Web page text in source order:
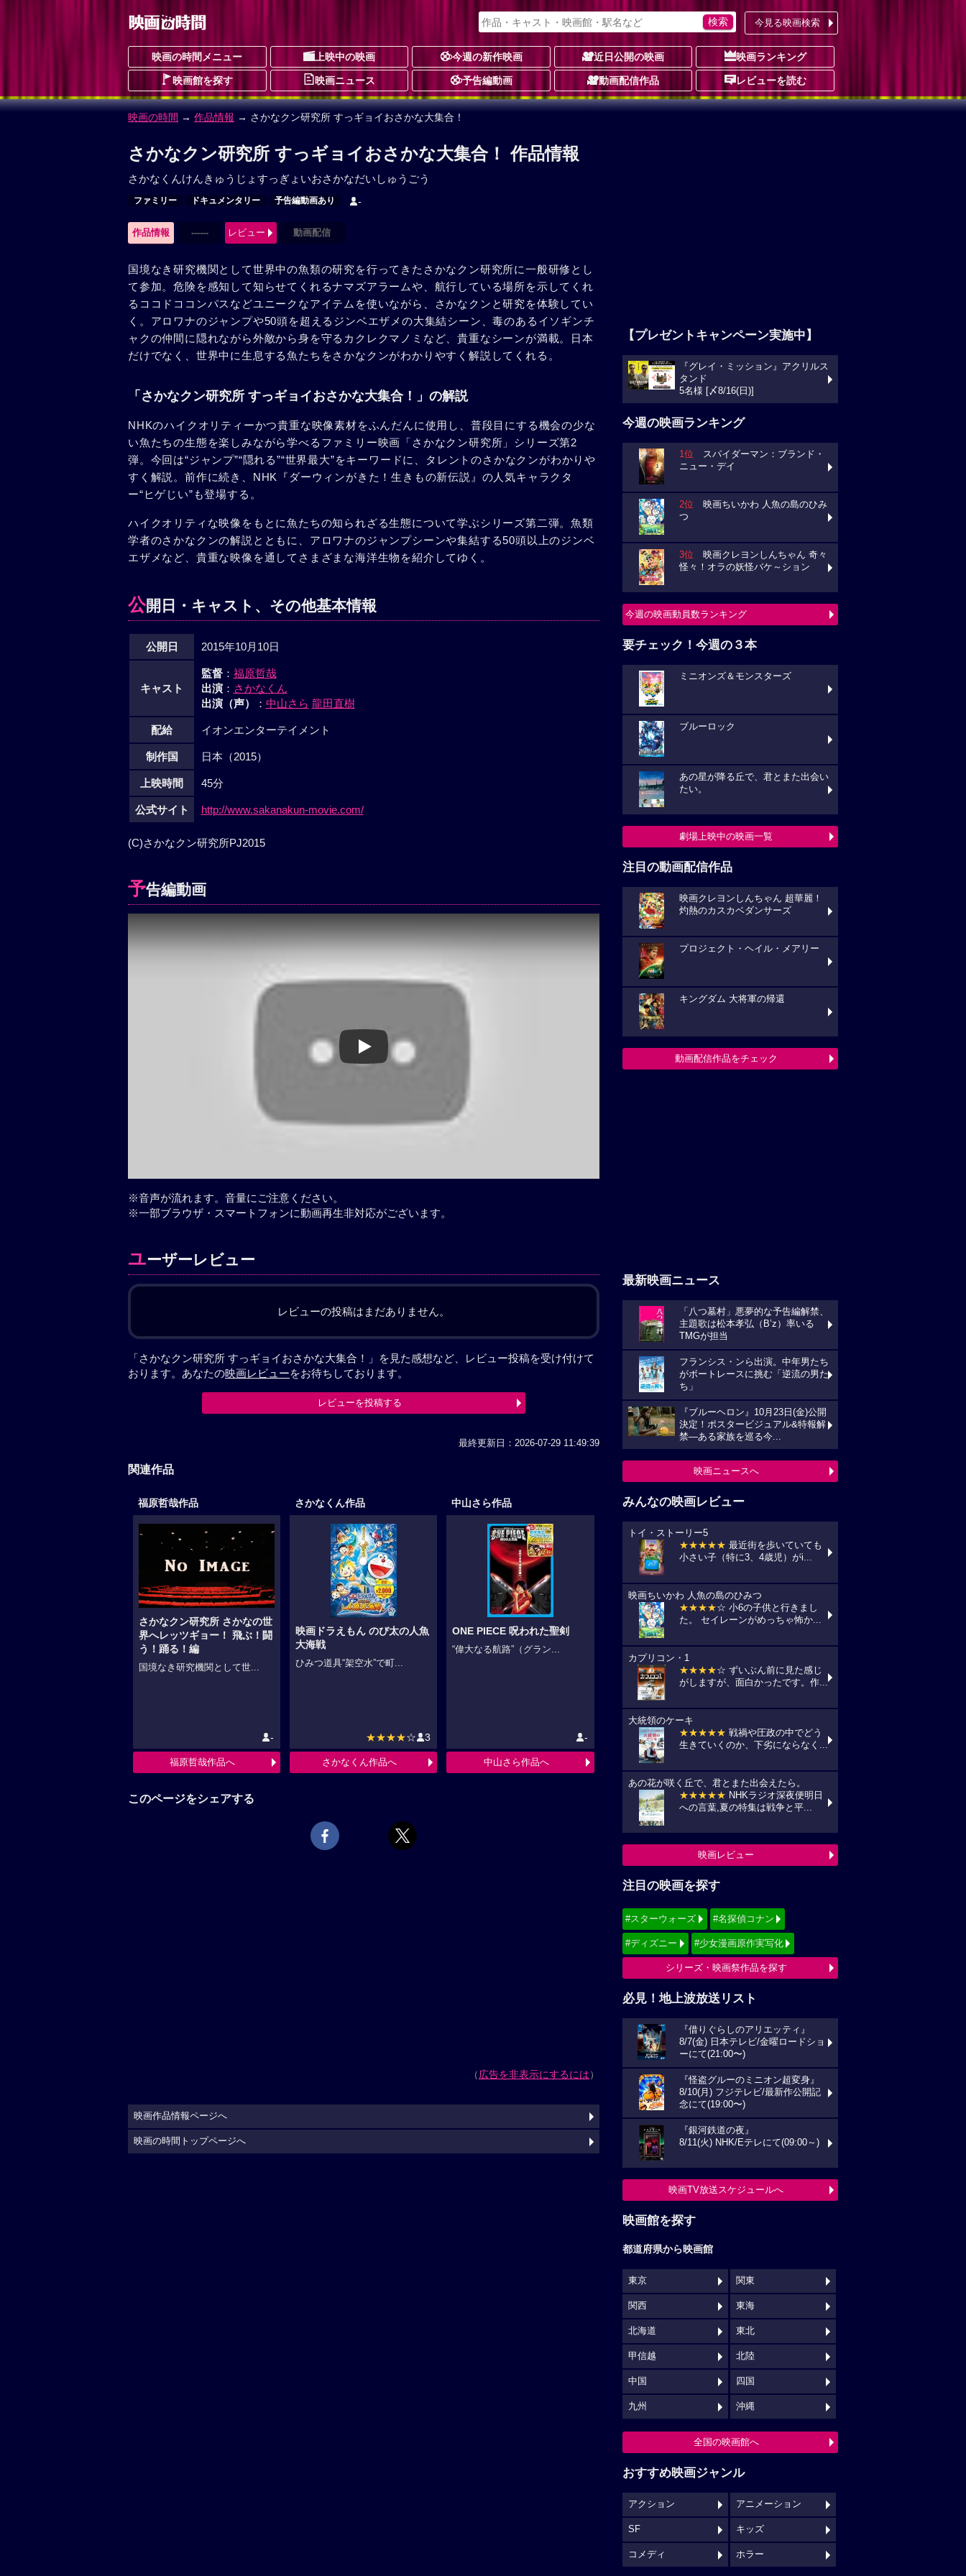
今見る映画検索
映画の時間メニュー 上映中の映画 今週の新作映画 近日公開の映画 映画ランキング
映画館を探す 映画ニュース 予告編動画 動画配信作品 レビューを読む
映画の時間 → 作品情報 → さかなクン研究所 すっギョイおさかな大集合！
さかなクン研究所 すっギョイおさかな大集合！ 作品情報
さかなくんけんきゅうじょすっぎょいおさかなだいしゅうごう
ファミリー ドキュメンタリー 予告編動画あり -
作品情報 ------ レビュー 動画配信
国境なき研究機関として世界中の魚類の研究を行ってきたさかなクン研究所に一般研修とし
て参加。危険を感知して知らせてくれるナマズアラームや、航行している場所を示してくれ
るココドココンパスなどユニークなアイテムを使いながら、さかなクンと研究を体験してい
く。アロワナのジャンプや50頭を超えるジンベエザメの大集結シーン、毒のあるイソギンチ
ャクの仲間に隠れながら外敵から身を守るカクレクマノミなど、貴重なシーンが満載。日本
だけでなく、世界中に生息する魚たちをさかなクンがわかりやすく解説してくれる。
「さかなクン研究所 すっギョイおさかな大集合！」の解説
NHKのハイクオリティーかつ貴重な映像素材をふんだんに使用し、普段目にする機会の少な
い魚たちの生態を楽しみながら学べるファミリー映画「さかなクン研究所」シリーズ第2
弾。今回は“ジャンプ”“隠れる”“世界最大”をキーワードに、タレントのさかなクンがわかりや
すく解説。前作に続き、NHK『ダーウィンがきた！生きもの新伝説』の人気キャラクタ
ー“ヒゲじい”も登場する。
ハイクオリティな映像をもとに魚たちの知られざる生態について学ぶシリーズ第二弾。魚類
学者のさかなクンの解説とともに、アロワナのジャンプシーンや集結する50頭以上のジンベ
エザメなど、貴重な映像を通してさまざまな海洋生物を紹介してゆく。
公開日・キャスト、その他基本情報
公開日 2015年10月10日
キャスト
監督： 福原哲哉
出演： さかなくん
出演（声）
： 中山さら 龍田直樹
配給 イオンエンターテイメント
制作国 日本（2015）
上映時間 45分
公式サイト http://www.sakanakun-movie.com/
(C)さかなクン研究所PJ2015
予告編動画
Play
※音声が流れます。音量にご注意ください。
※一部ブラウザ・スマートフォンに動画再生非対応がございます。
ユーザーレビュー
レビューの投稿はまだありません。
「さかなクン研究所 すっギョイおさかな大集合！」を見た感想など、レビュー投稿を受け付けて
おります。あなたの映画レビューをお待ちしております。
レビューを投稿する
最終更新日：2026-07-29 11:49:39
関連作品
福原哲哉作品
さかなクン研究所 さかなの世
界へレッツギョー！ 飛ぶ！闘
う！踊る！編
国境なき研究機関として世...
-
福原哲哉作品へ
さかなくん作品
映画ドラえもん のび太の人魚
大海戦
ひみつ道具“架空水”で町...
★★★★☆ 3
さかなくん作品へ
中山さら作品
ONE PIECE 呪われた聖剣
“偉大なる航路”（グラン...
-
中山さら作品へ
このページをシェアする
（広告を非表示にするには）
【プレゼントキャンペーン実施中】
『グレイ・ミッション』アクリルス
タンド
5名様 [〆8/16(日)]
今週の映画ランキング
1位 スパイダーマン：ブランド・
ニュー・デイ
2位 映画ちいかわ 人魚の島のひみ
つ
3位 映画クレヨンしんちゃん 奇々
怪々！オラの妖怪バケ～ション
今週の映画動員数ランキング
要チェック！今週の３本
ミニオンズ＆モンスターズ
ブルーロック
あの星が降る丘で、君とまた出会い
たい。
劇場上映中の映画一覧
注目の動画配信作品
映画クレヨンしんちゃん 超華麗！
灼熱のカスカベダンサーズ
プロジェクト・ヘイル・メアリー
キングダム 大将軍の帰還
動画配信作品をチェック
最新映画ニュース
「八つ墓村」悪夢的な予告編解禁、
主題歌は松本孝弘（B’z）率いる
TMGが担当
フランシス・ンら出演。中年男たち
がボートレースに挑む「逆流の男た
ち」
『ブルーヘロン』10月23日(金)公開
決定！ポスタービジュアル&特報解
禁―ある家族を巡る今...
映画ニュースへ
みんなの映画レビュー
トイ・ストーリー5
★★★★★ 最近街を歩いていても
小さい子（特に3、4歳児）がi...
映画ちいかわ 人魚の島のひみつ
★★★★☆ 小6の子供と行きまし
た。 セイレーンがめっちゃ怖か...
カプリコン・1
★★★★☆ ずいぶん前に見た感じ
がしますが、面白かったです。作...
大統領のケーキ
★★★★★ 戦禍や圧政の中でどう
生きていくのか、下劣にならなく...
あの花が咲く丘で、君とまた出会えたら。
★★★★★ NHKラジオ深夜便明日
への言葉,夏の特集は戦争と平...
映画レビュー
注目の映画を探す
#スターウォーズ #名探偵コナン
#ディズニー #少女漫画原作実写化
シリーズ・映画祭作品を探す
必見！地上波放送リスト
『借りぐらしのアリエッティ』
8/7(金) 日本テレビ/金曜ロードショ
ーにて(21:00〜)
『怪盗グルーのミニオン超変身』
8/10(月) フジテレビ/最新作公開記
念にて(19:00〜)
『銀河鉄道の夜』
8/11(火) NHK/Eテレにて(09:00～)
映画TV放送スケジュールへ
映画館を探す
都道府県から映画館
東京 関東
関西 東海
北海道 東北
甲信越 北陸
中国 四国
九州 沖縄
全国の映画館へ
おすすめ映画ジャンル
アクション アニメーション
SF キッズ
コメディ ホラー
映画作品情報ページへ
映画の時間トップページへ